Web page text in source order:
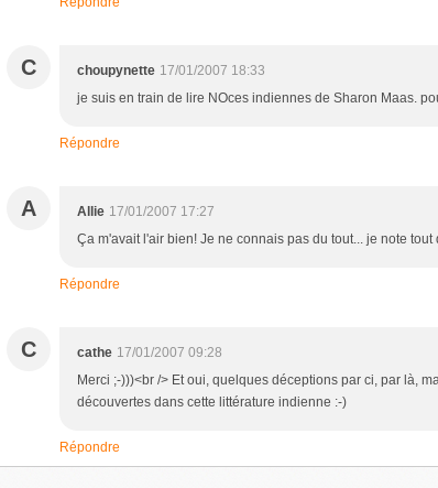
C choupynette 17/01/2007 18:33
je suis en train de lire NOces indiennes de Sharon Maas.
Répondre
A Allie 17/01/2007 17:27
Ça m'avait l'air bien! Je ne connais pas du tout... je note
Répondre
C cathe 17/01/2007 09:28
Merci ;-)))<br /> Et oui, quelques déceptions par ci, par là,
découvertes dans cette littérature indienne :-)
Répondre